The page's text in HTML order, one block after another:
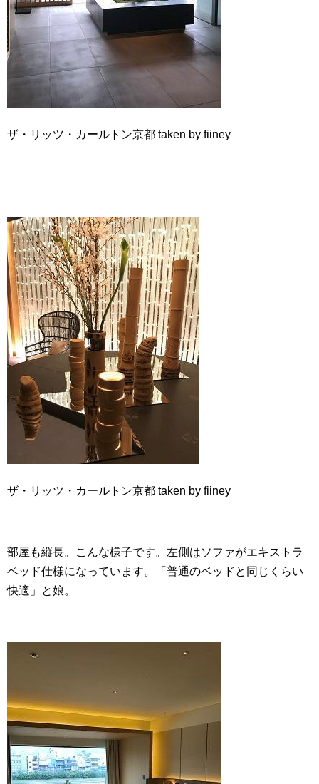
ザ・リッツ・カールトン京都 taken by fiiney
ザ・リッツ・カールトン京都 taken by fiiney
部屋も縦長。こんな様子です。左側はソファがエキストラ
ベッド仕様になっています。「普通のベッドと同じくらい
快適」と娘。